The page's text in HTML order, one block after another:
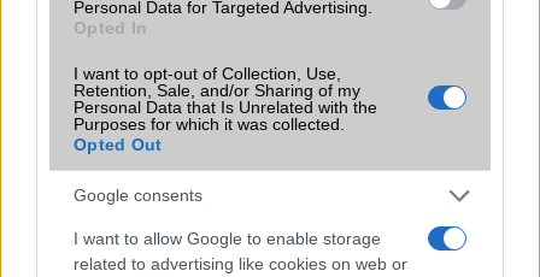
Personal Data for Targeted Advertising.
Opted In
I want to opt-out of Collection, Use,
Retention, Sale, and/or Sharing of my
Personal Data that Is Unrelated with the
Purposes for which it was collected.
Opted Out
Google consents
I want to allow Google to enable storage
related to advertising like cookies on web or
HÍRLEVÉL
Feliratkozás a Telefonguru ingyenes hírlevelére